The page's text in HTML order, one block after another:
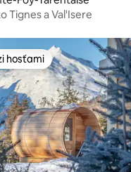
Tignes a Val'Isere
hosťami
hosťami